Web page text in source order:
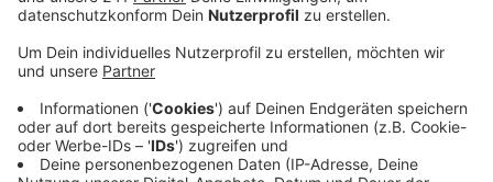
Veröffentlicht:Freitag, 15.08.2025 06:38
Die Landwirte haben das heiße Sommerwetter der